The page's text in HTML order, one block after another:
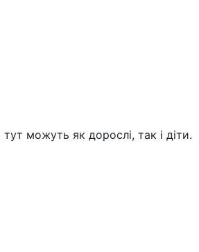
можуть як дорослі, так і діти.